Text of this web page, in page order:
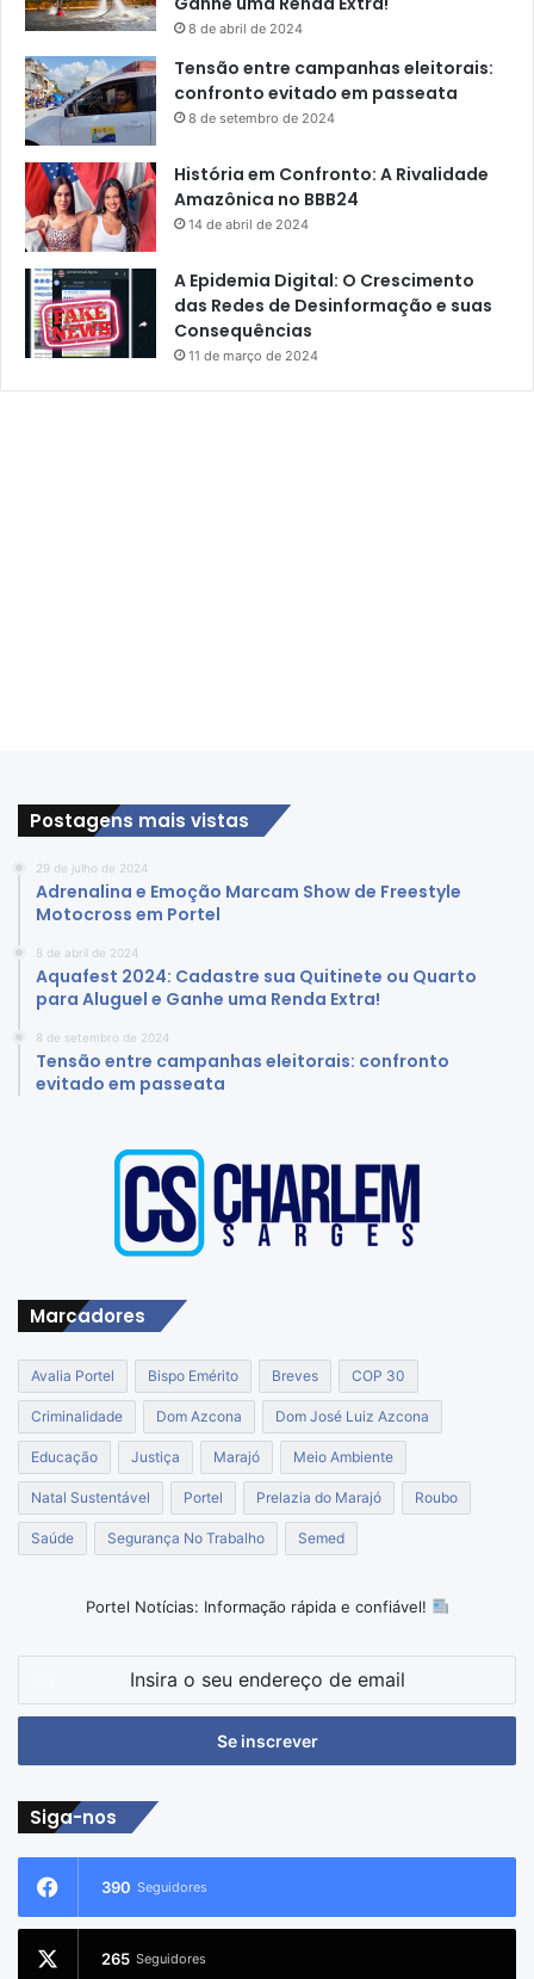
8 de abril de 2024
Tensão entre campanhas eleitorais:
confronto evitado em passeata
8 de setembro de 2024
História em Confronto: A Rivalidade
Amazônica no BBB24
14 de abril de 2024
A Epidemia Digital: O Crescimento
das Redes de Desinformação e suas
Consequências
11 de março de 2024
Postagens mais vistas
29 de julho de 2024
Adrenalina e Emoção Marcam Show de Freestyle
Motocross em Portel
8 de abril de 2024
Aquafest 2024: Cadastre sua Quitinete ou Quarto
para Aluguel e Ganhe uma Renda Extra!
8 de setembro de 2024
Tensão entre campanhas eleitorais: confronto
evitado em passeata
Marcadores
Avalia Portel Bispo Emérito Breves COP 30
Criminalidade Dom Azcona Dom José Luiz Azcona
Educação Justiça Marajó Meio Ambiente
Natal Sustentável Portel Prelazia do Marajó Roubo
Saúde Segurança No Trabalho Semed
Portel Notícias: Informação rápida e confiável!
seu
de
Siga-nos
390 Seguidores
265 Seguidores